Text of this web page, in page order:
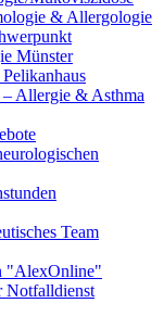
& Allergologie
Münster
Allergie & Asthma
Team
"AlexOnline"
Notfalldienst